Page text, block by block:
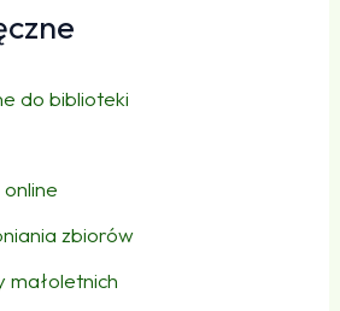
do biblioteki
zbiorów
małoletnich